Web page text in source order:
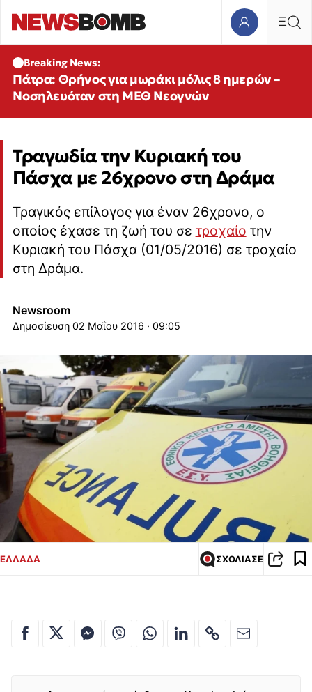
Breaking News:
Πάτρα: Θρήνος για μωράκι μόλις 8 ημερών –
Νοσηλευόταν στη ΜΕΘ Νεογνών
Τραγωδία την Κυριακή του
Πάσχα με 26χρονο στη Δράμα
Τραγικός επίλογος για έναν 26χρονο, ο
οποίος έχασε τη ζωή του σε τροχαίο την
Κυριακή του Πάσχα (01/05/2016) σε τροχαίο
στη Δράμα.
Newsroom
02 Μαΐου 2016 · 09:05
ΕΛΛΑΔΑ ΣΧΟΛΙΑΣΕ